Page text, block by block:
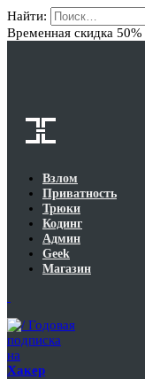
Найти:
Временная скидка 50%
Взлом
Приватность
Трюки
Кодинг
Админ
Geek
Магазин
Годовая
подписка
на
Хакер